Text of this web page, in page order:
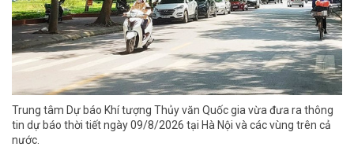
Trung tâm Dự báo Khí tượng Thủy văn Quốc gia vừa đưa ra thông
tin dự báo thời tiết ngày 09/8/2026 tại Hà Nội và các vùng trên cả
nước.